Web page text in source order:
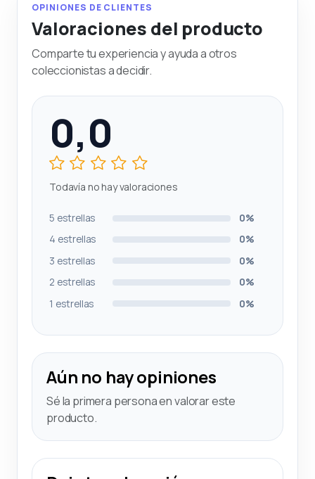
OPINIONES DE CLIENTES
Valoraciones del producto
Comparte tu experiencia y ayuda a otros
coleccionistas a decidir.
0,0
Todavía no hay valoraciones
5 estrellas
0%
4 estrellas
0%
3 estrellas
0%
2 estrellas
0%
1 estrellas
0%
Aún no hay opiniones
Sé la primera persona en valorar este
producto.